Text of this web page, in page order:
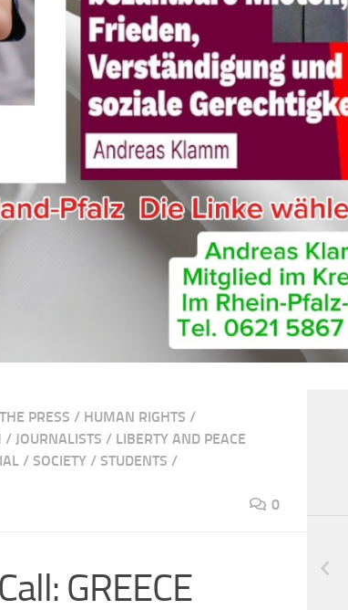
PRESS / HUMAN RIGHTS /
/ JOURNALISTS / LIBERTY AND PEACE
/ SOCIETY / STUDENTS /
0
GREECE